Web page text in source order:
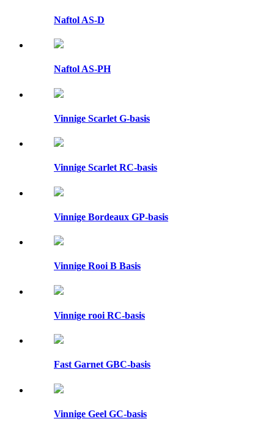
Naftol AS-D
Naftol AS-PH
Vinnige Scarlet G-basis
Vinnige Scarlet RC-basis
Vinnige Bordeaux GP-basis
Vinnige Rooi B Basis
Vinnige rooi RC-basis
Fast Garnet GBC-basis
Vinnige Geel GC-basis